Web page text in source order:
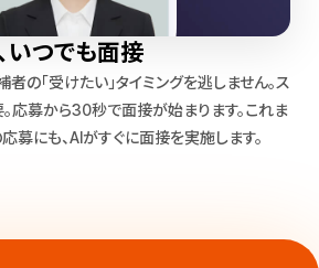
つでも面接
の「受けたい」タイミングを逃しません。ス
。応募から30秒で面接が始まります。これま
募にも、AIがすぐに面接を実施します。